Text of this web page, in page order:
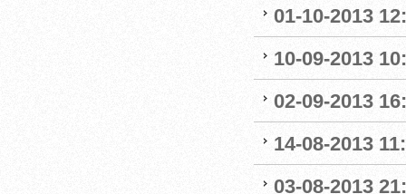
01-10-2013
10-09-2013
02-09-2013
14-08-2013
03-08-2013